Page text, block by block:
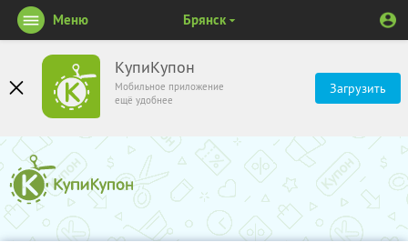
КупиКупон
Мобильное приложение
ещё удобнее
Загрузить
Меню Брянск